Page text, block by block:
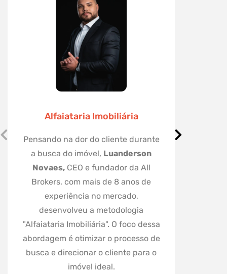
Alfaiataria Imobiliária
Pensando na dor do cliente durante
a busca do imóvel, Luanderson
Novaes,CEO e fundador da All
Brokers, com mais de 8 anos de
experiência no mercado,
desenvolveu a metodologia
"Alfaiataria Imobiliária". O foco dessa
abordagem é otimizar o processo de
busca e direcionar o cliente para o
imóvel ideal.